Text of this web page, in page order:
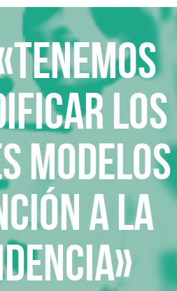
los
modelos
a la